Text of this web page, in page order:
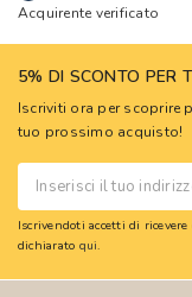
Acquirente verificato
5% DI SCONTO PER
Iscriviti ora per scoprire
tuo prossimo acquisto!
Iscrivendoti accetti di
dichiarato qui.